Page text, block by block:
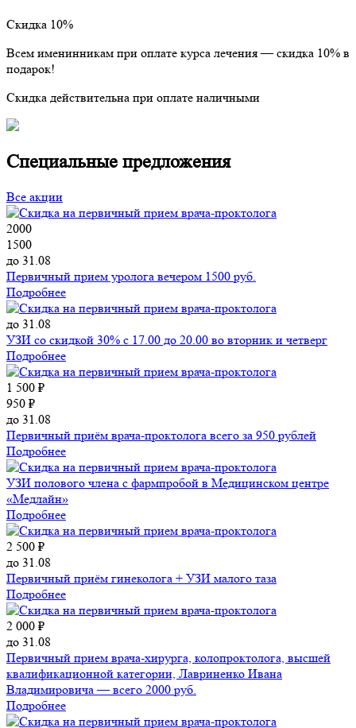
Скидка 10%
Всем именинникам при оплате курса лечения — скидка 10% в
подарок!
Скидка действительна при оплате наличными
Специальные предложения
Все акции
2000
1500
до 31.08
Первичный прием уролога вечером 1500 руб.
Подробнее
до 31.08
УЗИ со скидкой 30% с 17.00 до 20.00 во вторник и четверг
Подробнее
1 500 ₽
950 ₽
до 31.08
Первичный приём врача-проктолога всего за 950 рублей
Подробнее
УЗИ полового члена с фармпробой в Медицинском центре
«Медлайн»
Подробнее
2 500 ₽
до 31.08
Первичный приём гинеколога + УЗИ малого таза
Подробнее
2 000 ₽
до 31.08
Первичный прием врача-хирурга, колопроктолога, высшей
квалификационной категории, Лавриненко Ивана
Владимировича — всего 2000 руб.
Подробнее